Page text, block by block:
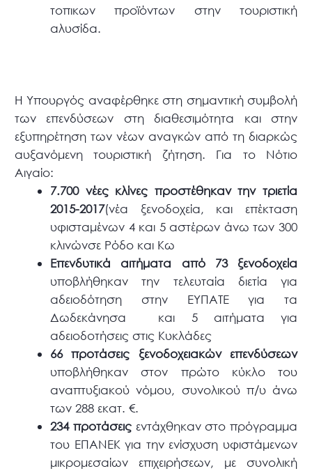
τοπικων προϊόντων στην τουριστική
αλυσίδα.
Η Υπουργός αναφέρθηκε στη σημαντική συμβολή
των επενδύσεων στη διαθεσιμότητα και στην
εξυπηρέτηση των νέων αναγκών από τη διαρκώς
αυξανόμενη τουριστική ζήτηση. Για το Νότιο
Αιγαίο:
7.700 νέες κλίνες προστέθηκαν την τριετία
2015-2017(νέα ξενοδοχεία, και επέκταση
υφισταμένων 4 και 5 αστέρων άνω των 300
κλινώνσε Ρόδο και Κω
Επενδυτικά αιτήματα από 73 ξενοδοχεία
υποβλήθηκαν την τελευταία διετία για
αδειοδότηση στην ΕΥΠΑΤΕ για τα
Δωδεκάνησα και 5 αιτήματα για
αδειοδοτήσεις στις Κυκλάδες
66 προτάσεις ξενοδοχειακών επενδύσεων
υποβλήθηκαν στον πρώτο κύκλο του
αναπτυξιακού νόμου, συνολικού π/υ άνω
των 288 εκατ. €.
234 προτάσειςεντάχθηκαν στο πρόγραμμα
του ΕΠΑΝΕΚ για την ενίσχυση υφιστάμενων
μικρομεσαίων επιχειρήσεων, με συνολική